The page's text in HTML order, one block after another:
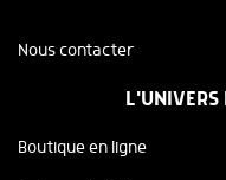
Nous contacter
L'UNIVERS
Boutique en ligne